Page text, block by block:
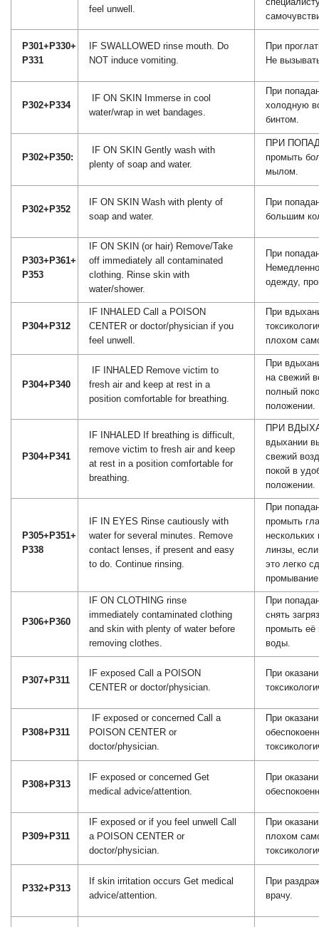
feel unwell.
P301+P330+
P331
IF SWALLOWED rinse mouth. Do
NOT induce vomiting.
При
Не
P302+P334
IF ON SKIN Immerse in cool
water/wrap in wet bandages.
При
холодную
бинтом.
P302+P350:
IF ON SKIN Gently wash with
plenty of soap and water.
ПРИ
промыть
мылом.
P302+P352
IF ON SKIN Wash with plenty of
soap and water.
При
большим
P303+P361+
P353
IF ON SKIN (or hair) Remove/Take
off immediately all contaminated
clothing. Rinse skin with
water/shower.
При
одежду,
P304+P312
IF INHALED Call a POISON
CENTER or doctor/physician if you
feel unwell.
При
плохом
P304+P340
IF INHALED Remove victim to
fresh air and keep at rest in a
position comfortable for breathing.
При
на свежий
полный
положении.
P304+P341
IF INHALED If breathing is difficult,
remove victim to fresh air and keep
at rest in a position comfortable for
breathing.
ПРИ
вдыхании
свежий
покой в
положении.
P305+P351+
P338
IF IN EYES Rinse cautiously with
water for several minutes. Remove
contact lenses, if present and easy
to do. Continue rinsing.
При
промыть
нескольких
линзы,
это легко
P306+P360
IF ON CLOTHING rinse
immediately contaminated clothing
and skin with plenty of water before
removing clothes.
При
снять
промыть её
воды.
P307+P311
IF exposed Call a POISON
CENTER or doctor/physician.
При
P308+P311
IF exposed or concerned Call a
POISON CENTER or
doctor/physician.
При
P308+P313
IF exposed or concerned Get
medical advice/attention.
При
P309+P311
IF exposed or if you feel unwell Call
a POISON CENTER or
doctor/physician.
При
плохом
P332+P313
If skin irritation occurs Get medical
advice/attention.
При
врачу.